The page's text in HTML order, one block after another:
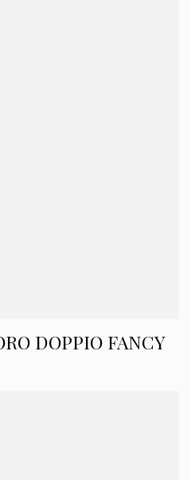
DOPPIO FANCY